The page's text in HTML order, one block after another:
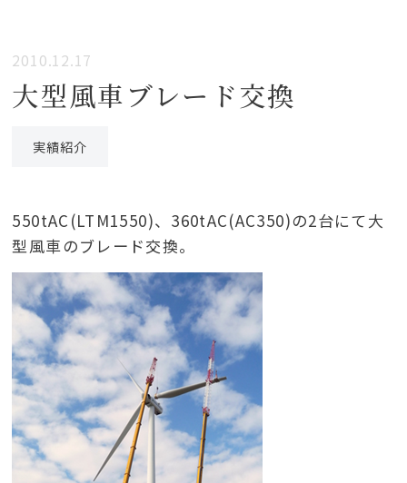
2010.12.17
大型風車ブレード交換
実績紹介
550tAC(LTM1550)、360tAC(AC350)の2台にて大
型風車のブレード交換。